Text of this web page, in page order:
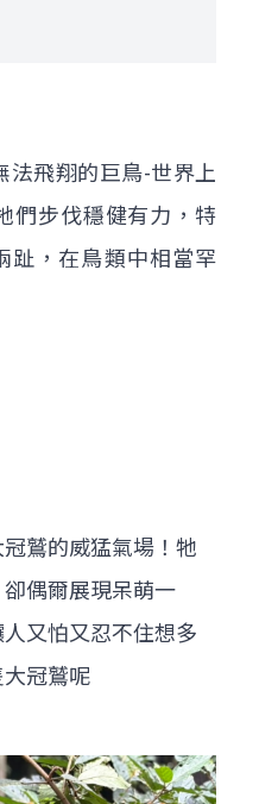
法飛翔的巨鳥-世界上
們步伐穩健有力，特
趾，在鳥類中相當罕
鷲的威猛氣場！牠
偶爾展現呆萌一
又怕又忍不住想多
冠鷲呢